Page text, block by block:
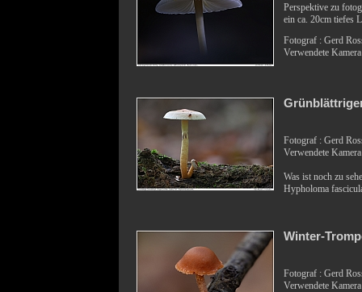
Perspektive zu
ein ca. 20cm tiefes
Fotograf : Gerd
Verwendete
Fotograf : Gerd
Verwendete
Was ist noch zu
Hypholoma
Winter-
Fotograf : Gerd
Verwendete